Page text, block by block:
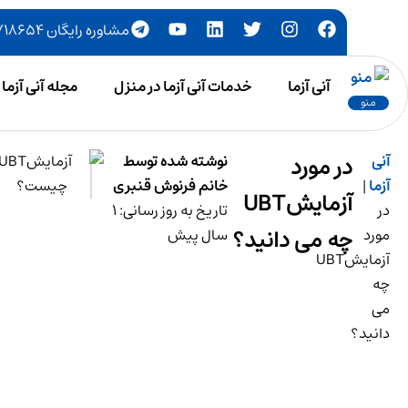
مشاوره رایگان ۷۷۷۱۸۶۵۴-۰۲۱
منو
آنی آزما خدمات آنی آزما در منزل مجله آنی آزما
آنی
آزما|
در
مورد
آزمایشUBT
چه
می
دانید؟
در مورد
آزمایشUBT
چه می دانید؟
نوشته شده توسط
خانم فرنوش قنبری
تاریخ به روز رسانی: 1
سال پیش